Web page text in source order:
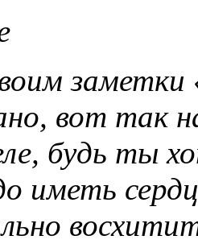
вот так
будь ты
иметь